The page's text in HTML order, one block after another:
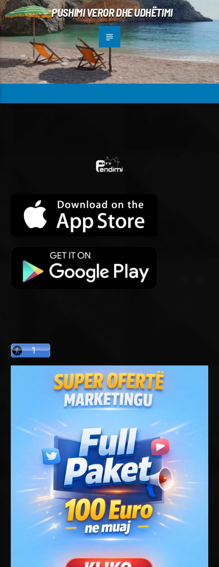
PUSHIMI VEROR DHE UDHËTIMI